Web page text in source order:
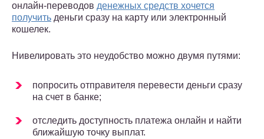
онлайн-переводов денежных средств хочется
получить деньги сразу на карту или электронный
кошелек.
Нивелировать это неудобство можно двумя путями:
попросить отправителя перевести деньги сразу
на счет в банке;
отследить доступность платежа онлайн и найти
ближайшую точку выплат.